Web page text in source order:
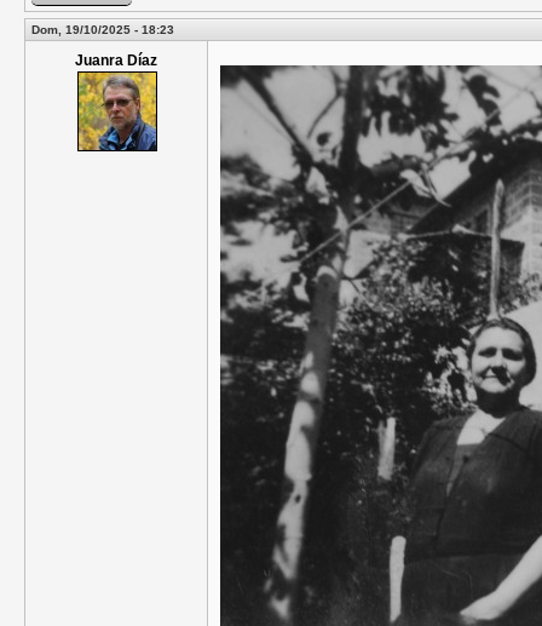
Dom, 19/10/2025 - 18:23
Juanra Díaz